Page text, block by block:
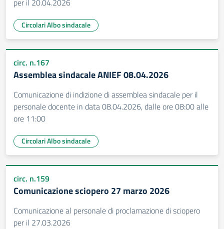
per il 20.04.2026
Circolari Albo sindacale
circ. n.167
Assemblea sindacale ANIEF 08.04.2026
Comunicazione di indizione di assemblea sindacale per il
personale docente in data 08.04.2026, dalle ore 08:00 alle
ore 11:00
Circolari Albo sindacale
circ. n.159
Comunicazione sciopero 27 marzo 2026
Comunicazione al personale di proclamazione di sciopero
per il 27.03.2026